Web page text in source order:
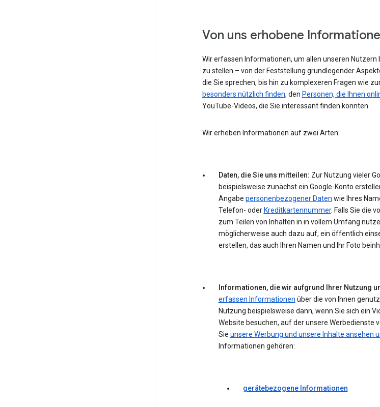
Von uns erhobene
Wir erfassen Informationen, um allen unseren
zu stellen – von der Feststellung grundlegender
die Sie sprechen, bis hin zu komplexeren Fragen wie
besonders nützlich finden, den Personen, die Ihnen
YouTube-Videos, die Sie interessant finden könnten.
Wir erheben Informationen auf zwei Arten:
Daten, die Sie uns mitteilen: Zur Nutzung vieler
beispielsweise zunächst ein Google-Konto
Angabe personenbezogener Daten wie Ihres
Telefon- oder Kreditkartennummer. Falls Sie die
zum Teilen von Inhalten in in vollem Umfang
möglicherweise auch dazu auf, ein öffentlich
erstellen, das auch Ihren Namen und Ihr Foto
Informationen, die wir aufgrund Ihrer Nutzung
erfassen Informationen über die von Ihnen
Nutzung beispielsweise dann, wenn Sie sich ein
Website besuchen, auf der unsere Werbedienste
Sie unsere Werbung und unsere Inhalte ansehen
Informationen gehören:
gerätebezogene Informationen